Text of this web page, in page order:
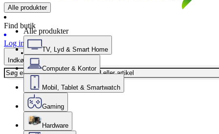
Alle produkter
Find butik
Log ind
Indkøbskurv
Alle produkter
TV, Lyd & Smart Home
Computer & Kontor
Mobil, Tablet & Smartwatch
Gaming
Hardware